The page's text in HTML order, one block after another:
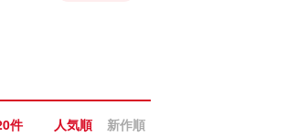
件 人気順 新作順